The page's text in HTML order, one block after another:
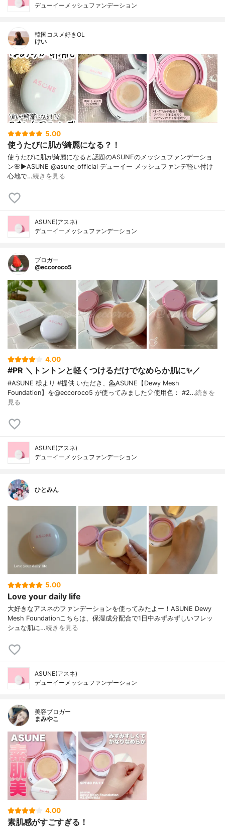
デューイーメッシュファンデーション
韓国コスメ好きOL
けい
5.00
使うたびに肌が綺麗になる？！
使うたびに肌が綺麗になると話題のASUNEのメッシュファンデーショ
ン🌸▶︎ASUNE @asune_official デューイー メッシュファンデ軽い付け
心地で…続きを見る
ASUNE(アスネ)
デューイーメッシュファンデーション
ブロガー
@eccoroco5
4.00
#PR ＼トントンと軽くつけるだけでなめらか肌に✨／
#‎ASUNE 様より #提供 いただき、⁡💁ASUNE【Dewy Mesh
Foundation】を@eccoroco5 が使ってみました🎈⁡使用色： #2…続きを
見る
ASUNE(アスネ)
デューイーメッシュファンデーション
ひとみん
5.00
Love your daily life
大好きなアスネのファンデーションを使ってみたよー！ASUNE Dewy
Mesh Foundationこちらは、保湿成分配合で1日中みずみずしいフレッ
シュな肌に…続きを見る
ASUNE(アスネ)
デューイーメッシュファンデーション
美容ブロガー
まみやこ
4.00
素肌感がすごすぎる！